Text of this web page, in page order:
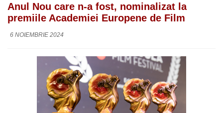
Anul Nou care n-a fost, nominalizat la
premiile Academiei Europene de Film
6 NOIEMBRIE 2024